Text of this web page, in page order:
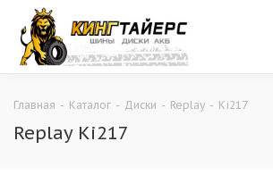
Главная - Каталог - Диски - Replay - Ki217
Replay Ki217